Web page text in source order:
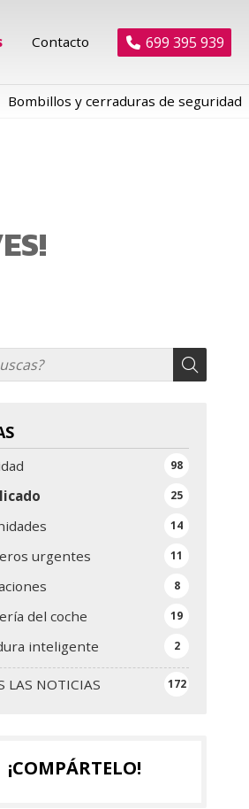
Contacto 699 395 939
Bombillos y cerraduras de seguridad
LAS NOTICIAS 172
98
25
14
urgentes 11
8
del coche 19
inteligente 2
¡COMPÁRTELO!